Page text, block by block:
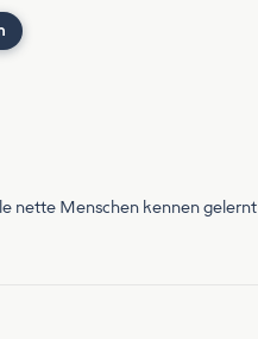
nette Menschen kennen